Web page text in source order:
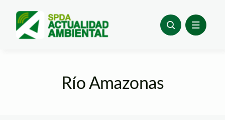
content
Río Amazonas